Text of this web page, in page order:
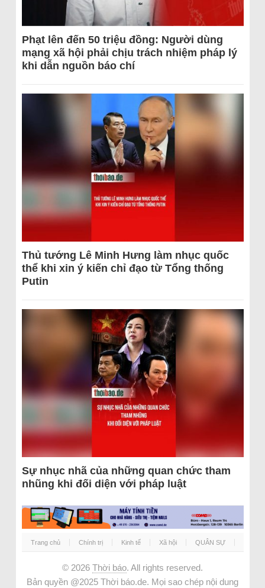
Phạt lên đến 50 triệu đồng: Người dùng
mạng xã hội phải chịu trách nhiệm pháp lý
khi dẫn nguồn báo chí
Thủ tướng Lê Minh Hưng làm nhục quốc
thể khi xin ý kiến chỉ đạo từ Tổng thống
Putin
Sự nhục nhã của những quan chức tham
nhũng khi đối diện với pháp luật
Trang chủ Chính trị Kinh tế Xã hội QUÂN SỰ
© 2026 Thời báo. All rights reserved.
Bản quyền @2025 Thời báo.de. Mọi sao chép nội dung